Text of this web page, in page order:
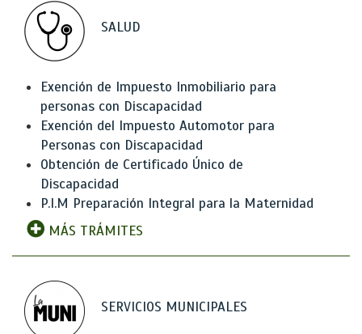
SALUD
Exención de Impuesto Inmobiliario para
personas con Discapacidad
Exención del Impuesto Automotor para
Personas con Discapacidad
Obtención de Certificado Único de
Discapacidad
P.I.M Preparación Integral para la Maternidad
MÁS TRÁMITES
SERVICIOS MUNICIPALES